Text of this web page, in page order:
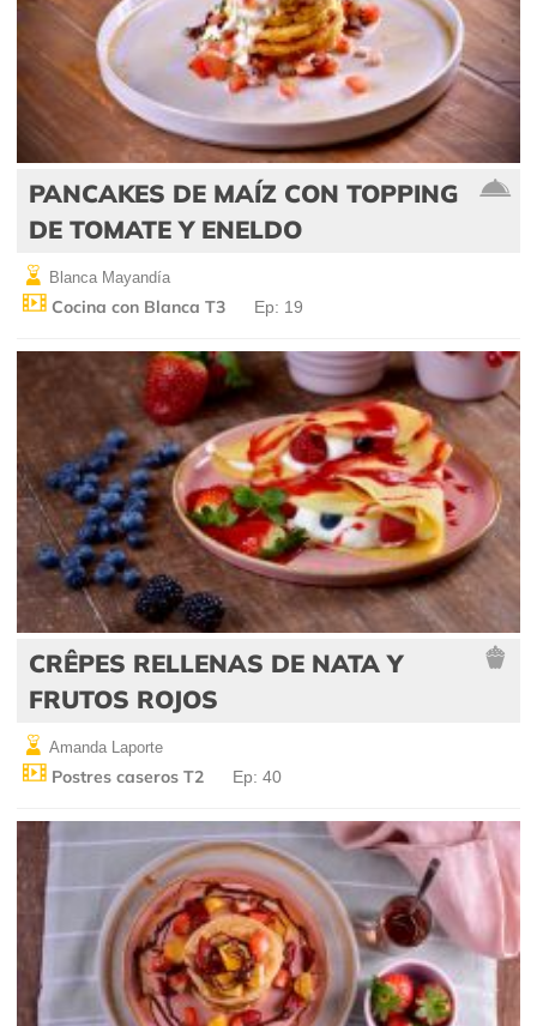
PANCAKES DE MAÍZ CON TOPPING
DE TOMATE Y ENELDO
Blanca Mayandía
Cocina con Blanca T3 Ep: 19
CRÊPES RELLENAS DE NATA Y
FRUTOS ROJOS
Amanda Laporte
Postres caseros T2 Ep: 40